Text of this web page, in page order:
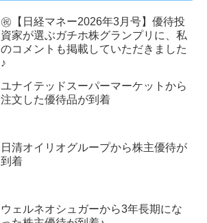
㊗【日経マネー2026年3月号】優待投
資家が選ぶガチホ株グランプリに、私
のコメントも掲載していただきました
♪
ユナイテッドスーパーマーケットから
注文した優待品が到着
日清オイリオグループから株主優待が
到着
ウェルネオシュガーから3年長期にな